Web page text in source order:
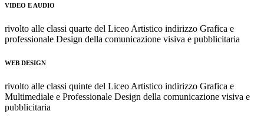
VIDEO E AUDIO
rivolto alle classi quarte del Liceo Artistico indirizzo Grafica e
professionale Design della comunicazione visiva e pubblicitaria
WEB DESIGN
rivolto alle classi quinte del Liceo Artistico indirizzo Grafica e
Multimediale e Professionale Design della comunicazione visiva e
pubblicitaria